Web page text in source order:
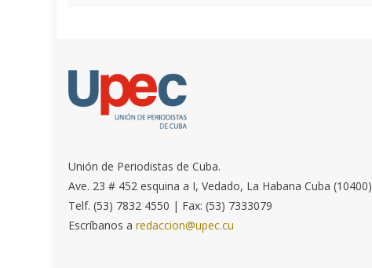
Unión de Periodistas de Cuba.
Ave. 23 # 452 esquina a I, Vedado, La Habana Cuba (10400)
Telf. (53) 7832 4550 | Fax: (53) 7333079
Escríbanos aredaccion@upec.cu